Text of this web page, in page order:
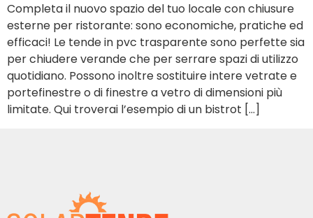
Completa il nuovo spazio del tuo locale con chiusure
esterne per ristorante: sono economiche, pratiche ed
efficaci! Le tende in pvc trasparente sono perfette sia
per chiudere verande che per serrare spazi di utilizzo
quotidiano. Possono inoltre sostituire intere vetrate e
portefinestre o di finestre a vetro di dimensioni più
limitate. Qui troverai l’esempio di un bistrot […]